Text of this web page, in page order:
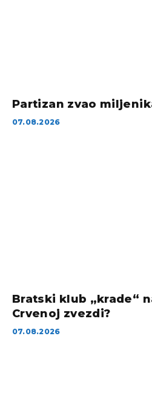
Partizan zvao
07.08.2026
Bratski klub „krade“
Crvenoj zvezdi?
07.08.2026